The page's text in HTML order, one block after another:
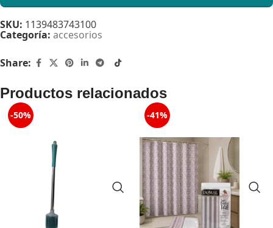
SKU: 1139483743100
Categoría: accesorios
Share:
Productos relacionados
-50% -41%